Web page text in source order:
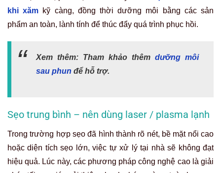
khi xăm kỹ càng, đồng thời dưỡng môi bằng các sản
phẩm an toàn, lành tính để thúc đẩy quá trình phục hồi.
Xem thêm: Tham khảo thêm dưỡng môi
sau phun để hỗ trợ.
Sẹo trung bình – nên dùng laser / plasma lạnh
Trong trường hợp sẹo đã hình thành rõ nét, bề mặt nổi cao
hoặc diện tích sẹo lớn, việc tự xử lý tại nhà sẽ không đạt
hiệu quả. Lúc này, các phương pháp công nghệ cao là giải